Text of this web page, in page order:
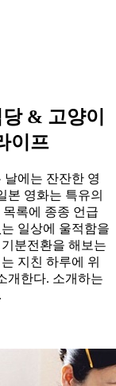
& 고양이
이프
에는 잔잔한 영
본 영화는 특유의
목록에 종종 언급
일상에 울적함을
분전환을 해보는
지친 하루에 위
개한다. 소개하는